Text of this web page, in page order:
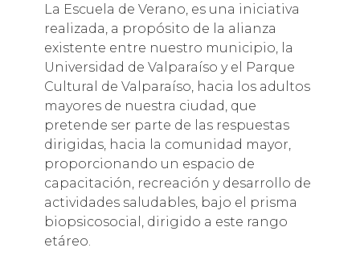
La Escuela de Verano, es una iniciativa
realizada, a propósito de la alianza
existente entre nuestro municipio, la
Universidad de Valparaíso y el Parque
Cultural de Valparaíso, hacia los adultos
mayores de nuestra ciudad, que
pretende ser parte de las respuestas
dirigidas, hacia la comunidad mayor,
proporcionando un espacio de
capacitación, recreación y desarrollo de
actividades saludables, bajo el prisma
biopsicosocial, dirigido a este rango
etáreo.